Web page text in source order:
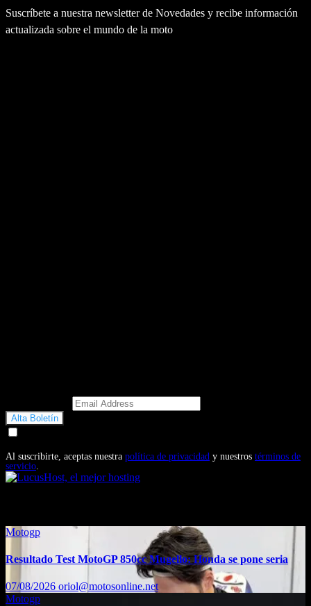
Suscríbete a nuestra newsletter de Novedades y recibe información
actualizada sobre el mundo de la moto
Al suscribirte, aceptas nuestra política de privacidad y nuestros términos de
servicio.
Motogp
Resultado Test MotoGP 850cc Mugello: Honda se pone seria
07/08/2026 oriol@motosonline.net
Motogp